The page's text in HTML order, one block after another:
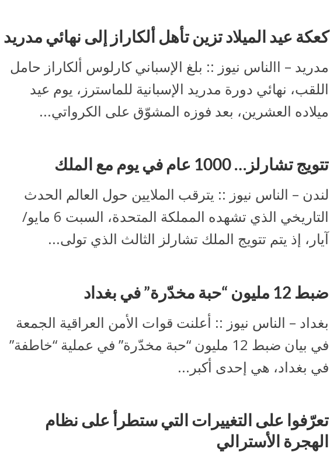
كعكة عيد الميلاد تزين تأهل ألكاراز إلى نهائي مدريد
مدريد – االناس نيوز :: بلغ الإسباني كارلوس ألكاراز حامل
اللقب، نهائي دورة مدريد الإسبانية للماسترز، يوم عيد
ميلاده العشرين، بعد فوزه المشوّق على الكرواتي...
تتويج تشارلز… 1000 عام في يوم مع الملك
لندن – الناس نيوز :: يترقب الملايين حول العالم الحدث
التاريخي الذي تشهده المملكة المتحدة، السبت 6 مايو/
آيار، إذ يتم تتويج الملك تشارلز الثالث الذي تولى...
ضبط 12 مليون “حبة مخدّرة” في بغداد
بغداد – الناس نيوز :: أعلنت قوات الأمن العراقية الجمعة
في بيان ضبط 12 مليون “حبة مخدّرة” في عملية “خاطفة”
في بغداد، هي إحدى أكبر...
تعرّفوا على التغييرات التي ستطرأ على نظام
الهجرة الأسترالي